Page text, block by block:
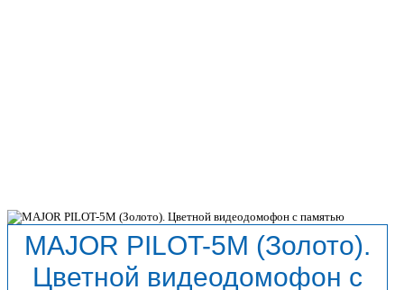
MAJOR PILOT-5M (Золото).
Цветной видеодомофон с